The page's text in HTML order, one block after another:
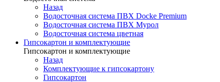
Назад
Водосточная система ПВХ Docke Premium
Водосточная система ПВХ Мурол
Водосточная система цветная
Гипсокартон и комплектующие
Гипсокартон и комплектующие
Назад
Комплектующие к гипсокартону
Гипсокартон